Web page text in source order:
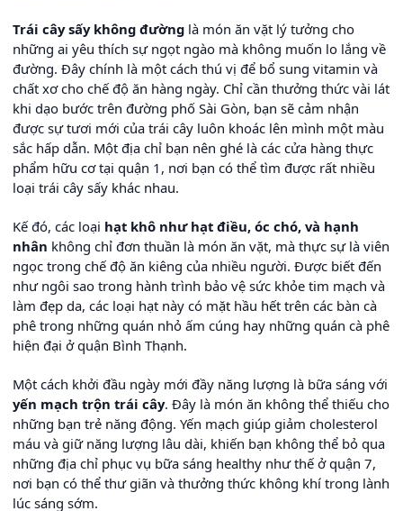
Trái cây sấy không đường là món ăn vặt lý tưởng cho
những ai yêu thích sự ngọt ngào mà không muốn lo lắng về
đường. Đây chính là một cách thú vị để bổ sung vitamin và
chất xơ cho chế độ ăn hàng ngày. Chỉ cần thưởng thức vài lát
khi dạo bước trên đường phố Sài Gòn, bạn sẽ cảm nhận
được sự tươi mới của trái cây luôn khoác lên mình một màu
sắc hấp dẫn. Một địa chỉ bạn nên ghé là các cửa hàng thực
phẩm hữu cơ tại quận 1, nơi bạn có thể tìm được rất nhiều
loại trái cây sấy khác nhau.
Kế đó, các loại hạt khô như hạt điều, óc chó, và hạnh
nhân không chỉ đơn thuần là món ăn vặt, mà thực sự là viên
ngọc trong chế độ ăn kiêng của nhiều người. Được biết đến
như ngôi sao trong hành trình bảo vệ sức khỏe tim mạch và
làm đẹp da, các loại hạt này có mặt hầu hết trên các bàn cà
phê trong những quán nhỏ ấm cúng hay những quán cà phê
hiện đại ở quận Bình Thạnh.
Một cách khởi đầu ngày mới đầy năng lượng là bữa sáng với
yến mạch trộn trái cây. Đây là món ăn không thể thiếu cho
những bạn trẻ năng động. Yến mạch giúp giảm cholesterol
máu và giữ năng lượng lâu dài, khiến bạn không thể bỏ qua
những địa chỉ phục vụ bữa sáng healthy như thế ở quận 7,
nơi bạn có thể thư giãn và thưởng thức không khí trong lành
lúc sáng sớm.